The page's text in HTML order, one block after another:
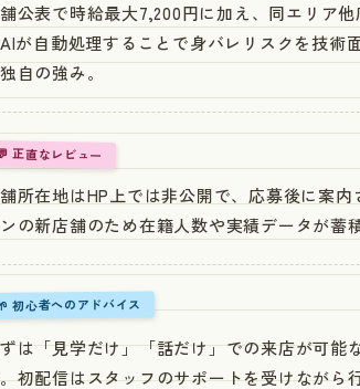
公表で時給最大7,200円に加え、同エリア
が自動処理することで身バレリスクを技術
自の強み。
正直なレビュー
所在地はHP上では非公開で、応募後に案
の新店舗のため在籍人数や実績データが
初心者へのアドバイス
は「見学だけ」「話だけ」での来店が可
初配信はスタッフのサポートを受けなが